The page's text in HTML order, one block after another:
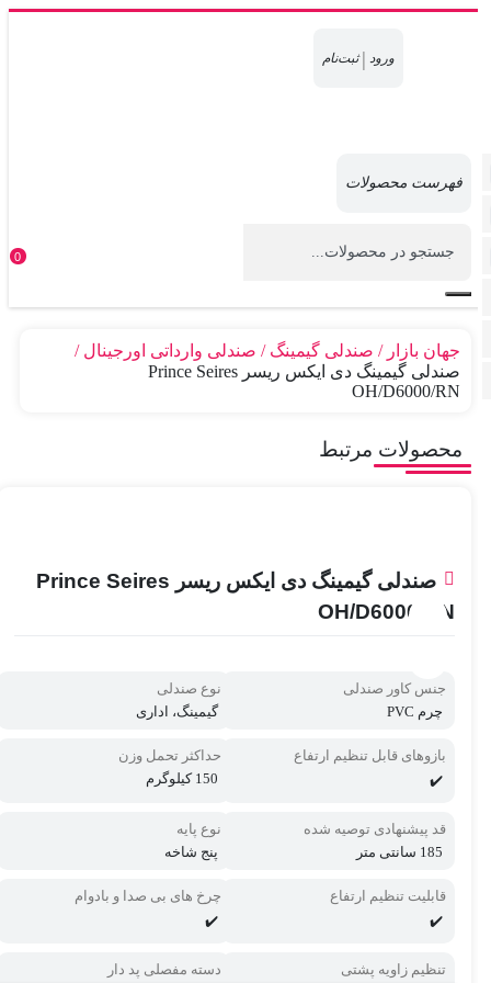
|
جهان بازار صندلی گیمینگ
صندلی وارداتی اورجینال
صندلی گیمینگ دی ایکس ریسر Prince Seires
OH/D6000/RN
محصولات مرتبط
صندلی گیمینگ دی ایکس ریسر Prince Seires
OH/D6000/RN
جنس کاور صندلی
چرم PVC
نوع صندلی
گیمینگ، اداری
بازوهای قابل تنظیم ارتفاع
حداکثر تحمل وزن
150 کیلوگرم
قد پیشنهادی توصیه شده
185 سانتی متر
نوع پایه
پنج شاخه
قابلیت تنظیم ارتفاع
چرخ های بی صدا و بادوام
تنظیم زاویه پشتی دسته مفصلی پد دار